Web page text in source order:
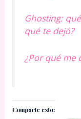
Ghosting:
qué te dejó?
¿Por qué me
Comparte esto: